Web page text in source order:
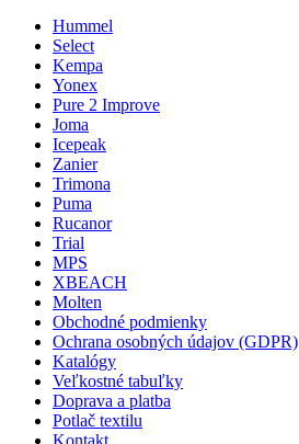
Hummel
Select
Kempa
Yonex
Pure 2 Improve
Joma
Icepeak
Zanier
Trimona
Puma
Rucanor
Trial
MPS
XBEACH
Molten
Obchodné podmienky
Ochrana osobných údajov (GDPR)
Katalógy
Veľkostné tabuľky
Doprava a platba
Potlač textilu